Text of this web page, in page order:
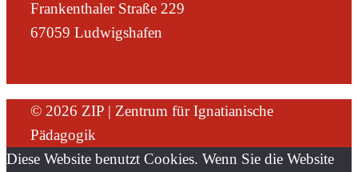
Frankenthaler Straße 229
67059 Ludwigshafen
© 2026 ZIP | Zentrum für Ignatianische
Pädagogik
Diese Website benutzt Cookies. Wenn Sie die Website